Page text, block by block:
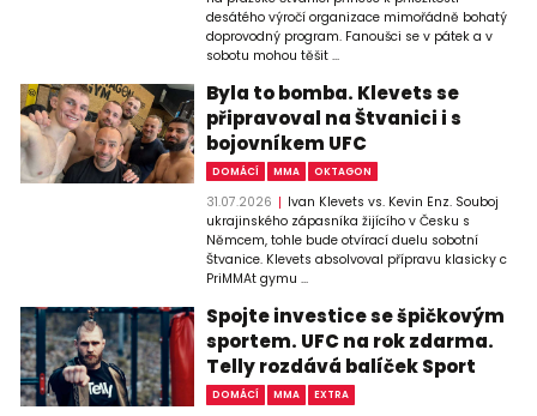
desátého výročí organizace mimořádně bohatý
doprovodný program. Fanoušci se v pátek a v
sobotu mohou těšit ...
Byla to bomba. Klevets se
připravoval na Štvanici i s
bojovníkem UFC
DOMÁCÍ MMA OKTAGON
31.07.2026
Ivan Klevets vs. Kevin Enz. Souboj
ukrajinského zápasníka žijícího v Česku s
Němcem, tohle bude otvírací duelu sobotní
Štvanice. Klevets absolvoval přípravu klasicky c
PriMMAt gymu ...
Spojte investice se špičkovým
sportem. UFC na rok zdarma.
Telly rozdává balíček Sport
DOMÁCÍ MMA EXTRA